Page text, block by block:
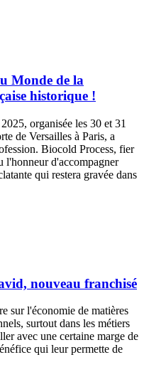
Monde de la
historique !
organisée les 30 et 31
de Versailles à Paris, a
Biocold Process, fier
l'honneur d'accompagner
qui restera gravée dans
nouveau franchisé
sur l'économie de matières
surtout dans les métiers
avec une certaine marge de
qui leur permette de